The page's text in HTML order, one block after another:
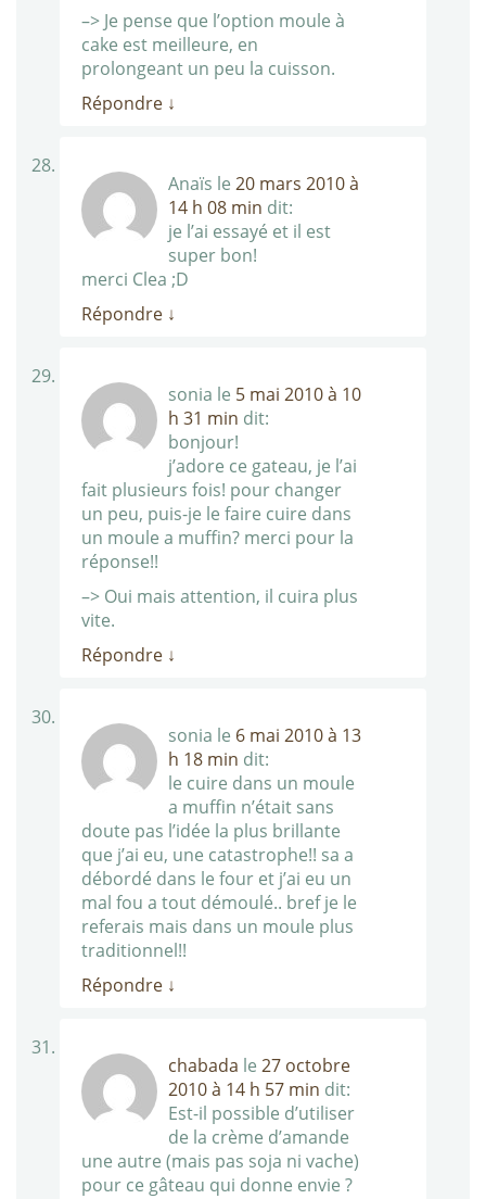
–> Je pense que l’option moule à
cake est meilleure, en
prolongeant un peu la cuisson.
Répondre ↓
Anaïs le 20 mars 2010 à
14 h 08 min dit:
je l’ai essayé et il est
super bon!
merci Clea ;D
Répondre ↓
sonia le 5 mai 2010 à 10
h 31 min dit:
bonjour!
j’adore ce gateau, je l’ai
fait plusieurs fois! pour changer
un peu, puis-je le faire cuire dans
un moule a muffin? merci pour la
réponse!!
–> Oui mais attention, il cuira plus
vite.
Répondre ↓
sonia le 6 mai 2010 à 13
h 18 min dit:
le cuire dans un moule
a muffin n’était sans
doute pas l’idée la plus brillante
que j’ai eu, une catastrophe!! sa a
débordé dans le four et j’ai eu un
mal fou a tout démoulé.. bref je le
referais mais dans un moule plus
traditionnel!!
Répondre ↓
chabada le 27 octobre
2010 à 14 h 57 min dit:
Est-il possible d’utiliser
de la crème d’amande
une autre (mais pas soja ni vache)
pour ce gâteau qui donne envie ?